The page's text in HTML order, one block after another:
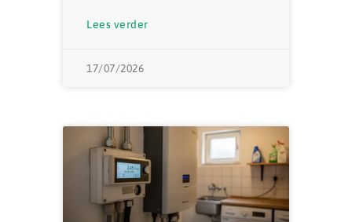
Lees verder
17/07/2026